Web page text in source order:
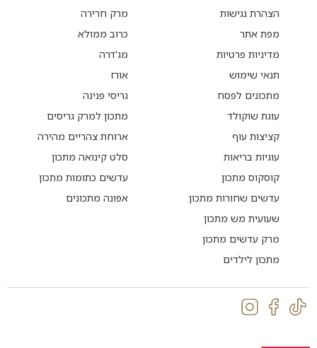
הצהרת נגישות
מפת אתר
מדיניות פרטיות
תנאי שימוש
מתכונים לפסח
עוגת שוקולד
קציצות עוף
עוגיות בריאות
קוסקוס מתכון
עדשים שחורות מתכון
שעועית מש מתכון
מרק עדשים מתכון
מתכון לילדים
מרק חרירה
כרוב ממולא
מג'דרה
אורז
גריסי פנינה
מתכון למרק גריסים
ארוחת צהריים מהירה
סלט קינואה מתכון
עדשים כתומות מתכון
אפונה מתכונים